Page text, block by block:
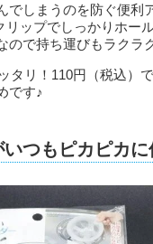
しまうのを防ぐ便利
リップでしっかりホー
で持ち運びもラクラ
タリ！110円（税込）
です♪
つもピカピカ